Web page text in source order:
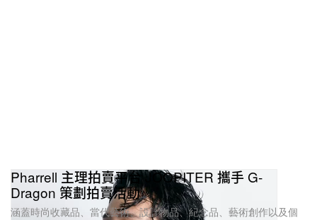
Pharrell 主理拍賣平台 JOOPITER 攜手 G-
Dragon 策劃拍賣活動
涵蓋時尚收藏品、當代藝術、設計物品、紀念品、藝術創作以及個